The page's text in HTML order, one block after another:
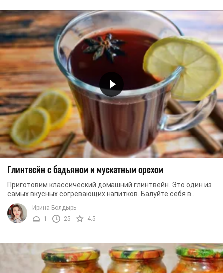
Глинтвейн с бадьяном и мускатным орехом
Приготовим классический домашний глинтвейн. Это один из
самых вкусных согревающих напитков. Балуйте себя в
холодное время года и будьте здоровы! Вы ...
Ирина Болдырь
1
25 4.5